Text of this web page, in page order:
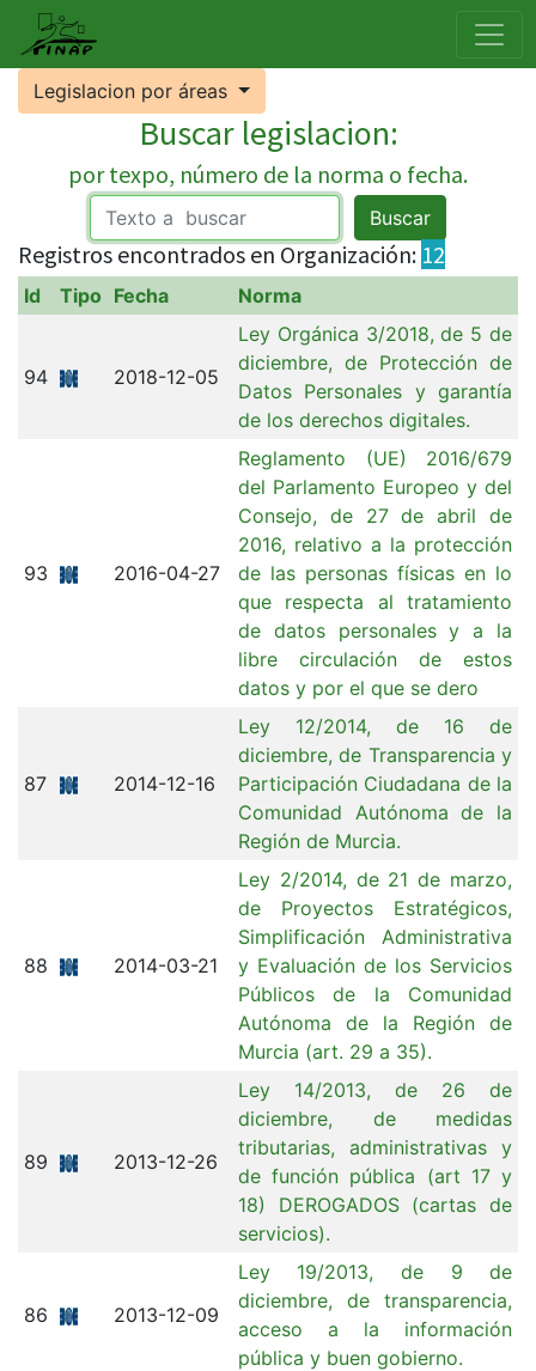
Legislacion por áreas
Buscar legislacion:
por texpo, número de la norma o fecha.
Buscar
Registros encontrados en Organización: 12
Id Tipo Fecha Norma
94 2018-12-05
Ley Orgánica 3/2018, de 5 de
diciembre, de Protección de
Datos Personales y garantía
de los derechos digitales.
93 2016-04-27
Reglamento (UE) 2016/679
del Parlamento Europeo y del
Consejo, de 27 de abril de
2016, relativo a la protección
de las personas físicas en lo
que respecta al tratamiento
de datos personales y a la
libre circulación de estos
datos y por el que se dero
87 2014-12-16
Ley 12/2014, de 16 de
diciembre, de Transparencia y
Participación Ciudadana de la
Comunidad Autónoma de la
Región de Murcia.
88 2014-03-21
Ley 2/2014, de 21 de marzo,
de Proyectos Estratégicos,
Simplificación Administrativa
y Evaluación de los Servicios
Públicos de la Comunidad
Autónoma de la Región de
Murcia (art. 29 a 35).
89 2013-12-26
Ley 14/2013, de 26 de
diciembre, de medidas
tributarias, administrativas y
de función pública (art 17 y
18) DEROGADOS (cartas de
servicios).
86 2013-12-09
Ley 19/2013, de 9 de
diciembre, de transparencia,
acceso a la información
pública y buen gobierno.